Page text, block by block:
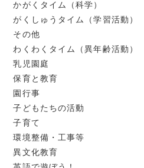
かがくタイム（科学）
がくしゅうタイム（学習活動）
その他
わくわくタイム（異年齢活動）
乳児園庭
保育と教育
園行事
子どもたちの活動
子育て
環境整備・工事等
異文化教育